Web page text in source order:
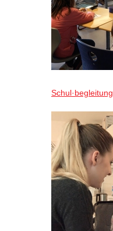
Schul·begleitung